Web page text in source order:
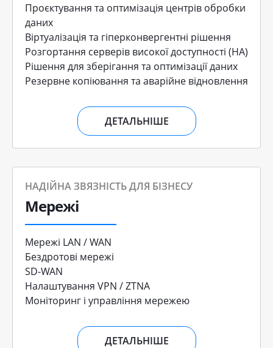
Проєктування та оптимізація центрів обробки
даних
Віртуалізація та гіперконвергентні рішення
Розгортання серверів високої доступності (HA)
Рішення для зберігання та оптимізації даних
Резервне копіювання та аварійне відновлення
ДЕТАЛЬНІШЕ
НАДІЙНА ЗВЯЗНІСТЬ ДЛЯ БІЗНЕСУ
Мережі
Мережі LAN / WAN
Бездротові мережі
SD-WAN
Налаштування VPN / ZTNA
Моніторинг і управління мережею
ДЕТАЛЬНІШЕ